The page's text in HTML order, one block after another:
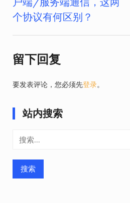
章
个协议有何区别？
留下回复
要发表评论，您必须先登录。
站内搜索